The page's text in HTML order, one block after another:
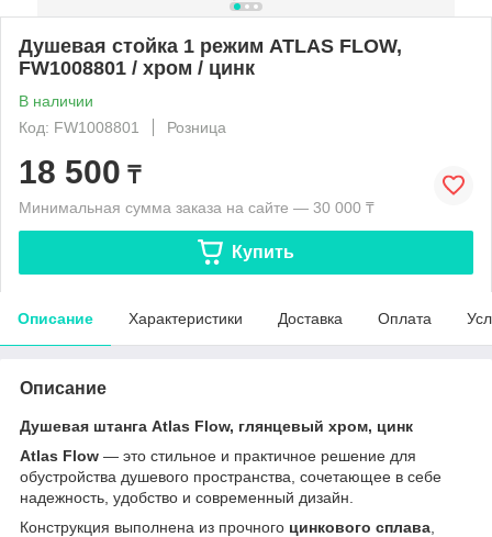
Душевая стойка 1 режим ATLAS FLOW,
FW1008801 / хром / цинк
В наличии
Код: FW1008801
Розница
18 500 ₸
Минимальная сумма заказа на сайте — 30 000 ₸
Купить
Описание Характеристики Доставка Оплата
Описание
Душевая штанга Atlas Flow, глянцевый хром, цинк
Atlas Flow — это стильное и практичное решение для
обустройства душевого пространства, сочетающее в себе
надежность, удобство и современный дизайн.
Конструкция выполнена из прочного цинкового сплава